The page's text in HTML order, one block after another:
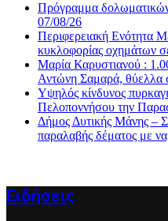
Πρόγραμμα
07/08/26
Περιφερειακή Ενότητα
κυκλοφορίας οχημάτων
Μαρία Καρυστιανού :
Αντώνη Σαμαρά,
Υψηλός κίνδυνος
Πελοποννήσου την
Δήμος Δυτικής Μάνης –
παραλαβής δέματος με
Ειδήσεις